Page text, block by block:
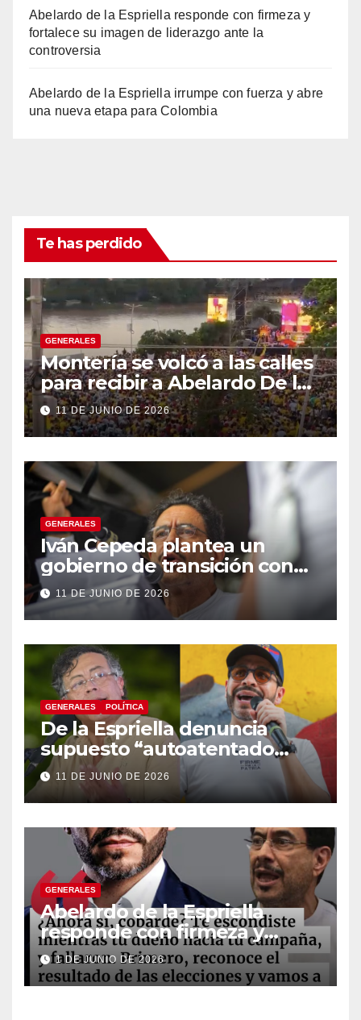
Abelardo de la Espriella responde con firmeza y
fortalece su imagen de liderazgo ante la
controversia
Abelardo de la Espriella irrumpe con fuerza y abre
una nueva etapa para Colombia
Te has perdido
GENERALES
Montería se volcó a las calles
para recibir a Abelardo De la
Espriella
11 DE JUNIO DE 2026
GENERALES
Iván Cepeda plantea un
gobierno de transición con
énfasis en el empalme
institucional y una eventual
constituyente
11 DE JUNIO DE 2026
GENERALES POLÍTICA
De la Espriella denuncia
supuesto “autoatentado
legislativo” tras decisión de
suspender provisionalmente
a Petro
11 DE JUNIO DE 2026
GENERALES
Abelardo de la Espriella
responde con firmeza y
fortalece su imagen de
liderazgo ante la controversia
1 DE JUNIO DE 2026